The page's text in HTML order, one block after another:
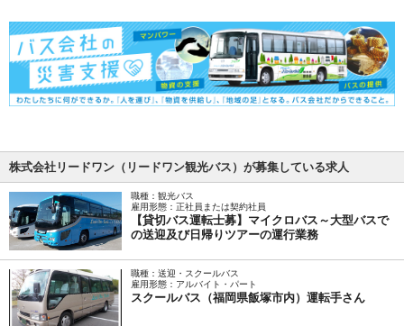
株式会社リードワン（リードワン観光バス）が募集している求人
職種：観光バス
雇用形態：正社員または契約社員
【貸切バス運転士募】マイクロバス～大型バスで
の送迎及び日帰りツアーの運行業務
職種：送迎・スクールバス
雇用形態：アルバイト・パート
スクールバス（福岡県飯塚市内）運転手さん